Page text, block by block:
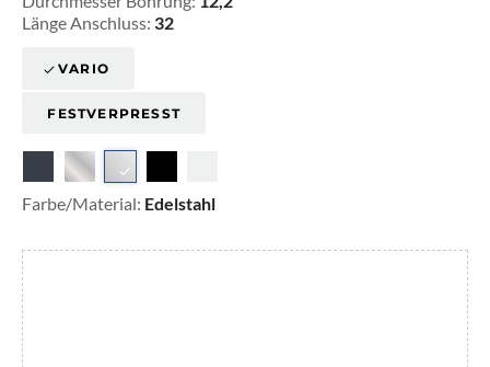
Länge Anschluss: 32
VARIO
FESTVERPRESST
Farbe/Material: Edelstahl